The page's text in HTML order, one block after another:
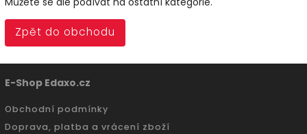
Zpět do obchodu
E-Shop Edaxo.cz
Obchodní podmínky
Doprava, platba a vrácení zboží